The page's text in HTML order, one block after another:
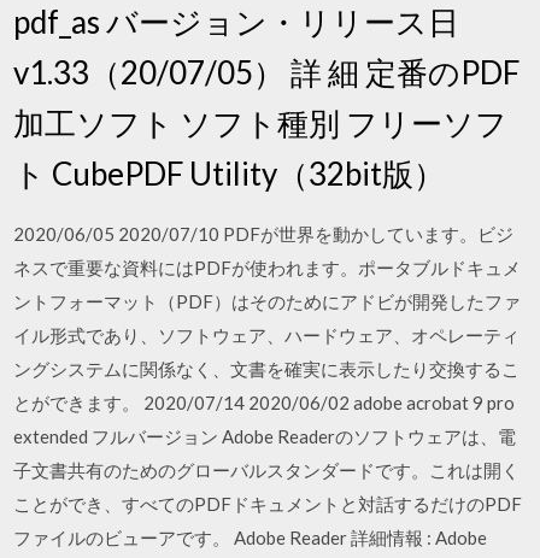
pdf_as バージョン・リリース日
v1.33（20/07/05） 詳 細 定番のPDF
加工ソフト ソフト種別 フリーソフ
ト CubePDF Utility（32bit版）
2020/06/05 2020/07/10 PDFが世界を動かしています。ビジ
ネスで重要な資料にはPDFが使われます。ポータブルドキュメ
ントフォーマット（PDF）はそのためにアドビが開発したファ
イル形式であり、ソフトウェア、ハードウェア、オペレーティ
ングシステムに関係なく、文書を確実に表示したり交換するこ
とができます。 2020/07/14 2020/06/02 adobe acrobat 9 pro
extended フルバージョン Adobe Readerのソフトウェアは、電
子文書共有のためのグローバルスタンダードです。これは開く
ことができ、すべてのPDFドキュメントと対話するだけのPDF
ファイルのビューアです。 Adobe Reader 詳細情報 : Adobe